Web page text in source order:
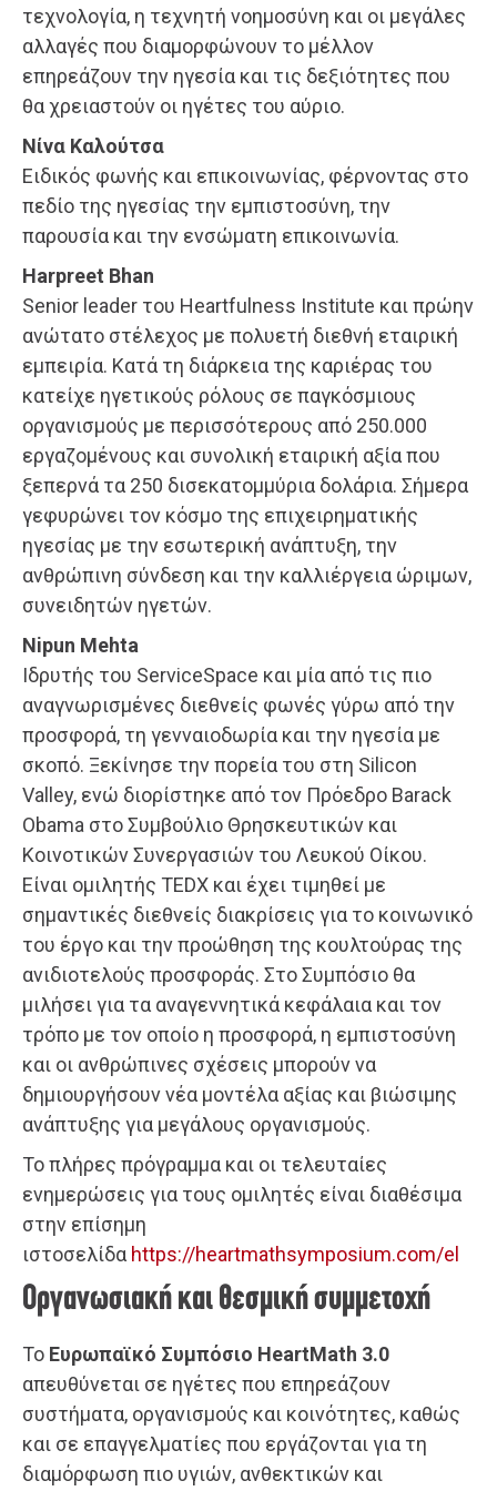
τεχνολογία, η τεχνητή νοημοσύνη και οι μεγάλες
αλλαγές που διαμορφώνουν το μέλλον
επηρεάζουν την ηγεσία και τις δεξιότητες που
θα χρειαστούν οι ηγέτες του αύριο.
Νίνα Καλούτσα
Ειδικός φωνής και επικοινωνίας, φέρνοντας στο
πεδίο της ηγεσίας την εμπιστοσύνη, την
παρουσία και την ενσώματη επικοινωνία.
Harpreet Bhan
Senior leader του Heartfulness Institute και πρώην
ανώτατο στέλεχος με πολυετή διεθνή εταιρική
εμπειρία. Κατά τη διάρκεια της καριέρας του
κατείχε ηγετικούς ρόλους σε παγκόσμιους
οργανισμούς με περισσότερους από 250.000
εργαζομένους και συνολική εταιρική αξία που
ξεπερνά τα 250 δισεκατομμύρια δολάρια. Σήμερα
γεφυρώνει τον κόσμο της επιχειρηματικής
ηγεσίας με την εσωτερική ανάπτυξη, την
ανθρώπινη σύνδεση και την καλλιέργεια ώριμων,
συνειδητών ηγετών.
Nipun Mehta
Ιδρυτής του ServiceSpace και μία από τις πιο
αναγνωρισμένες διεθνείς φωνές γύρω από την
προσφορά, τη γενναιοδωρία και την ηγεσία με
σκοπό. Ξεκίνησε την πορεία του στη Silicon
Valley, ενώ διορίστηκε από τον Πρόεδρο Barack
Obama στο Συμβούλιο Θρησκευτικών και
Κοινοτικών Συνεργασιών του Λευκού Οίκου.
Είναι ομιλητής TEDΧ και έχει τιμηθεί με
σημαντικές διεθνείς διακρίσεις για το κοινωνικό
του έργο και την προώθηση της κουλτούρας της
ανιδιοτελούς προσφοράς. Στο Συμπόσιο θα
μιλήσει για τα αναγεννητικά κεφάλαια και τον
τρόπο με τον οποίο η προσφορά, η εμπιστοσύνη
και οι ανθρώπινες σχέσεις μπορούν να
δημιουργήσουν νέα μοντέλα αξίας και βιώσιμης
ανάπτυξης για μεγάλους οργανισμούς.
Το πλήρες πρόγραμμα και οι τελευταίες
ενημερώσεις για τους ομιλητές είναι διαθέσιμα
στην επίσημη
ιστοσελίδα https://heartmathsymposium.com/el
Οργανωσιακή και θεσμική συμμετοχή
Το Ευρωπαϊκό Συμπόσιο HeartMath 3.0
απευθύνεται σε ηγέτες που επηρεάζουν
συστήματα, οργανισμούς και κοινότητες, καθώς
και σε επαγγελματίες που εργάζονται για τη
διαμόρφωση πιο υγιών, ανθεκτικών και